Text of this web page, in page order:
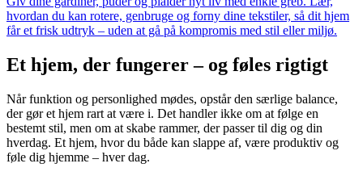
hvordan du kan rotere, genbruge og forny dine tekstiler, så dit hjem
får et frisk udtryk – uden at gå på kompromis med stil eller miljø.
Et hjem, der fungerer – og føles rigtigt
Når funktion og personlighed mødes, opstår den særlige balance,
der gør et hjem rart at være i. Det handler ikke om at følge en
bestemt stil, men om at skabe rammer, der passer til dig og din
hverdag. Et hjem, hvor du både kan slappe af, være produktiv og
føle dig hjemme – hver dag.